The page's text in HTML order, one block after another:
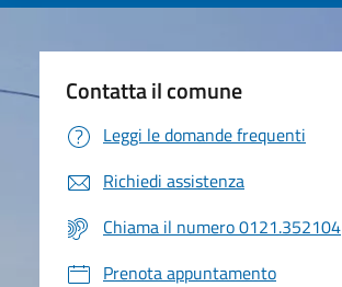
Contatta il comune
Leggi le domande frequenti
Richiedi assistenza
Chiama il numero 0121.352104
Prenota appuntamento